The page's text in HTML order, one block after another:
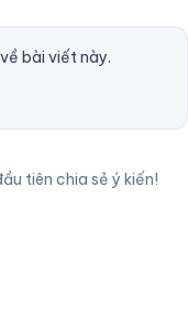
bài viết này.
tiên chia sẻ ý kiến!